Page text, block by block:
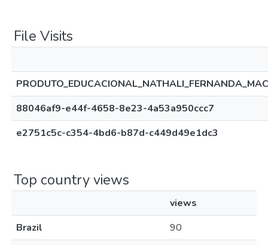
File Visits
88046af9-e44f-4658-8e23-4a53a950ccc7
e2751c5c-c354-4bd6-b87d-c449d49e1dc3
Top country views
views
Brazil
90